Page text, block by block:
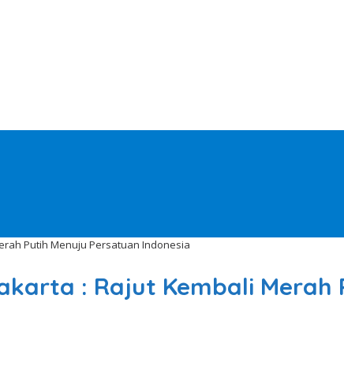
Putih Menuju Persatuan Indonesia
: Rajut Kembali